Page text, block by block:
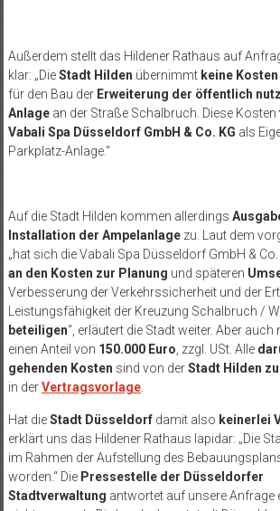
Außerdem stellt das Hildener Rathaus auf
klar: „DieStadt Hilden übernimmt keine Kosten
für den Bau der Erweiterung der öffentlich
Anlagean der Straße Schalbruch. Diese Kosten
Vabali Spa Düsseldorf GmbH & Co. KG als
Parkplatz-Anlage.“
Auf die Stadt Hilden kommen allerdings
Installation der Ampelanlagezu. Laut dem
„hat sich die Vabali Spa Düsseldorf GmbH &
an den Kosten zur Planung und späteren
Verbesserung der Verkehrssicherheit und der
Leistungsfähigkeit der Kreuzung Schalbruch /
beteiligen“, erläutert die Stadt weiter. Aber
einen Anteil von 150.000 Euro , zzgl. USt. Alle
gehenden Kosten sind von derStadt Hilden
in derVertragsvorlage.
Hat dieStadt Düsseldorfdamit also keinerlei
erklärt uns das Hildener Rathaus lapidar: „Die
im Rahmen der Aufstellung des
worden.“ Die Pressestelle der Düsseldorfer
Stadtverwaltung antwortet auf unsere Anfrage